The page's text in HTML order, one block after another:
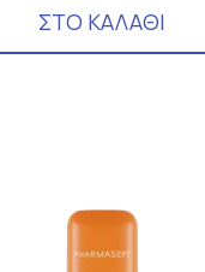
ΣΤΟ ΚΑΛΑΘΙ